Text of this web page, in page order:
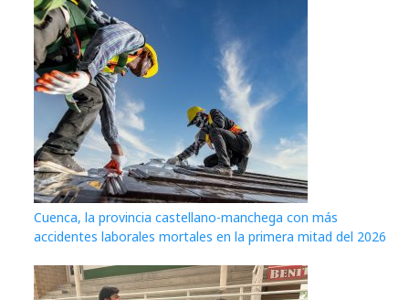
Cuenca, la provincia castellano-manchega con más
accidentes laborales mortales en la primera mitad del 2026